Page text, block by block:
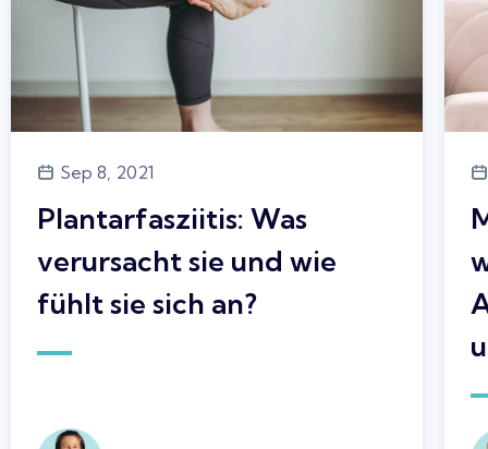
Sep 8, 2021
Plantarfasziitis: Was
verursacht sie und wie
fühlt sie sich an?